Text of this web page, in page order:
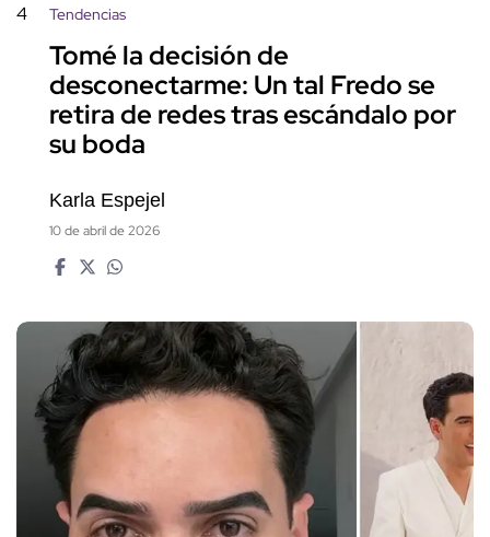
4 Tendencias
Tomé la decisión de
desconectarme: Un tal Fredo se
retira de redes tras escándalo por
su boda
Karla Espejel
10 de abril de 2026